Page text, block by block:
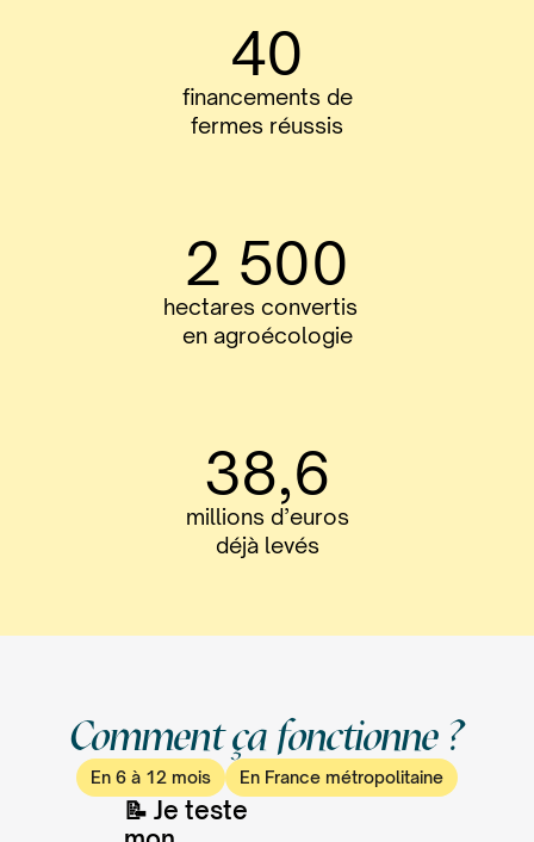
40
financements de
fermes réussis
2 500
hectares convertis
en agroécologie
38,6
millions d’euros
déjà levés
Comment ça fonctionne ?
En 6 à 12 mois En France métropolitaine
📝 Je teste